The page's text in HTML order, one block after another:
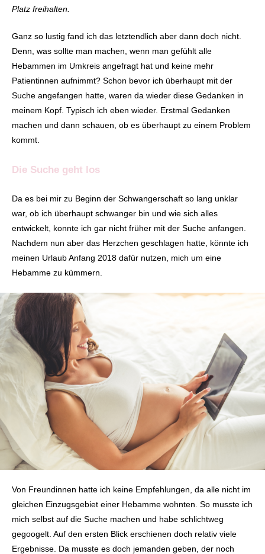
Platz freihalten.
Ganz so lustig fand ich das letztendlich aber dann doch nicht.
Denn, was sollte man machen, wenn man gefühlt alle
Hebammen im Umkreis angefragt hat und keine mehr
Patientinnen aufnimmt? Schon bevor ich überhaupt mit der
Suche angefangen hatte, waren da wieder diese Gedanken in
meinem Kopf. Typisch ich eben wieder. Erstmal Gedanken
machen und dann schauen, ob es überhaupt zu einem Problem
kommt.
Die Suche geht los
Da es bei mir zu Beginn der Schwangerschaft so lang unklar
war, ob ich überhaupt schwanger bin und wie sich alles
entwickelt, konnte ich gar nicht früher mit der Suche anfangen.
Nachdem nun aber das Herzchen geschlagen hatte, könnte ich
meinen Urlaub Anfang 2018 dafür nutzen, mich um eine
Hebamme zu kümmern.
Von Freundinnen hatte ich keine Empfehlungen, da alle nicht im
gleichen Einzugsgebiet einer Hebamme wohnten. So musste ich
mich selbst auf die Suche machen und habe schlichtweg
gegoogelt. Auf den ersten Blick erschienen doch relativ viele
Ergebnisse. Da musste es doch jemanden geben, der noch